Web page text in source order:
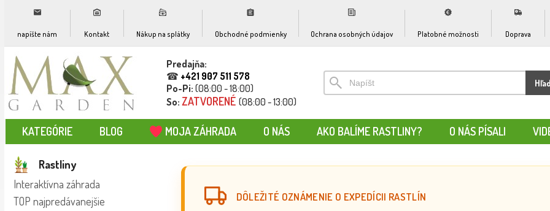
napíšte nám Kontakt Nákup na splátky Obchodné podmienky Ochrana osobných údajov Platobné možnosti Doprava
Predajňa:
☎ +421 907 511 578
Po-Pi: (08:00 - 18:00)
So: ZATVORENÉ (08:00 - 13:00)
KATEGÓRIE BLOG MOJA ZÁHRADA O NÁS AKO BALÍME RASTLINY? O NÁS PÍSALI
Rastliny
Interaktívna záhrada
TOP najpredávanejšie
DÔLEŽITÉ OZNÁMENIE O EXPEDÍCII RASTLÍN